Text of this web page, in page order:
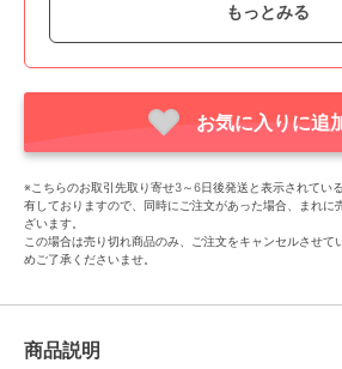
アルテミス by ダイアナ
トニット メリージェー
ンバレエシューズ
¥9,900
SALE
アルテミス by ダイアナ
ーズ
7,590
もっとみる
お気に入りに追
※こちらのお取引先取り寄せ3～6日後発送と表示されてい
有しておりますので、同時にご注文があった場合、まれに
ざいます。
この場合は売り切れ商品のみ、ご注文をキャンセルさせて
めご了承くださいませ。
商品説明